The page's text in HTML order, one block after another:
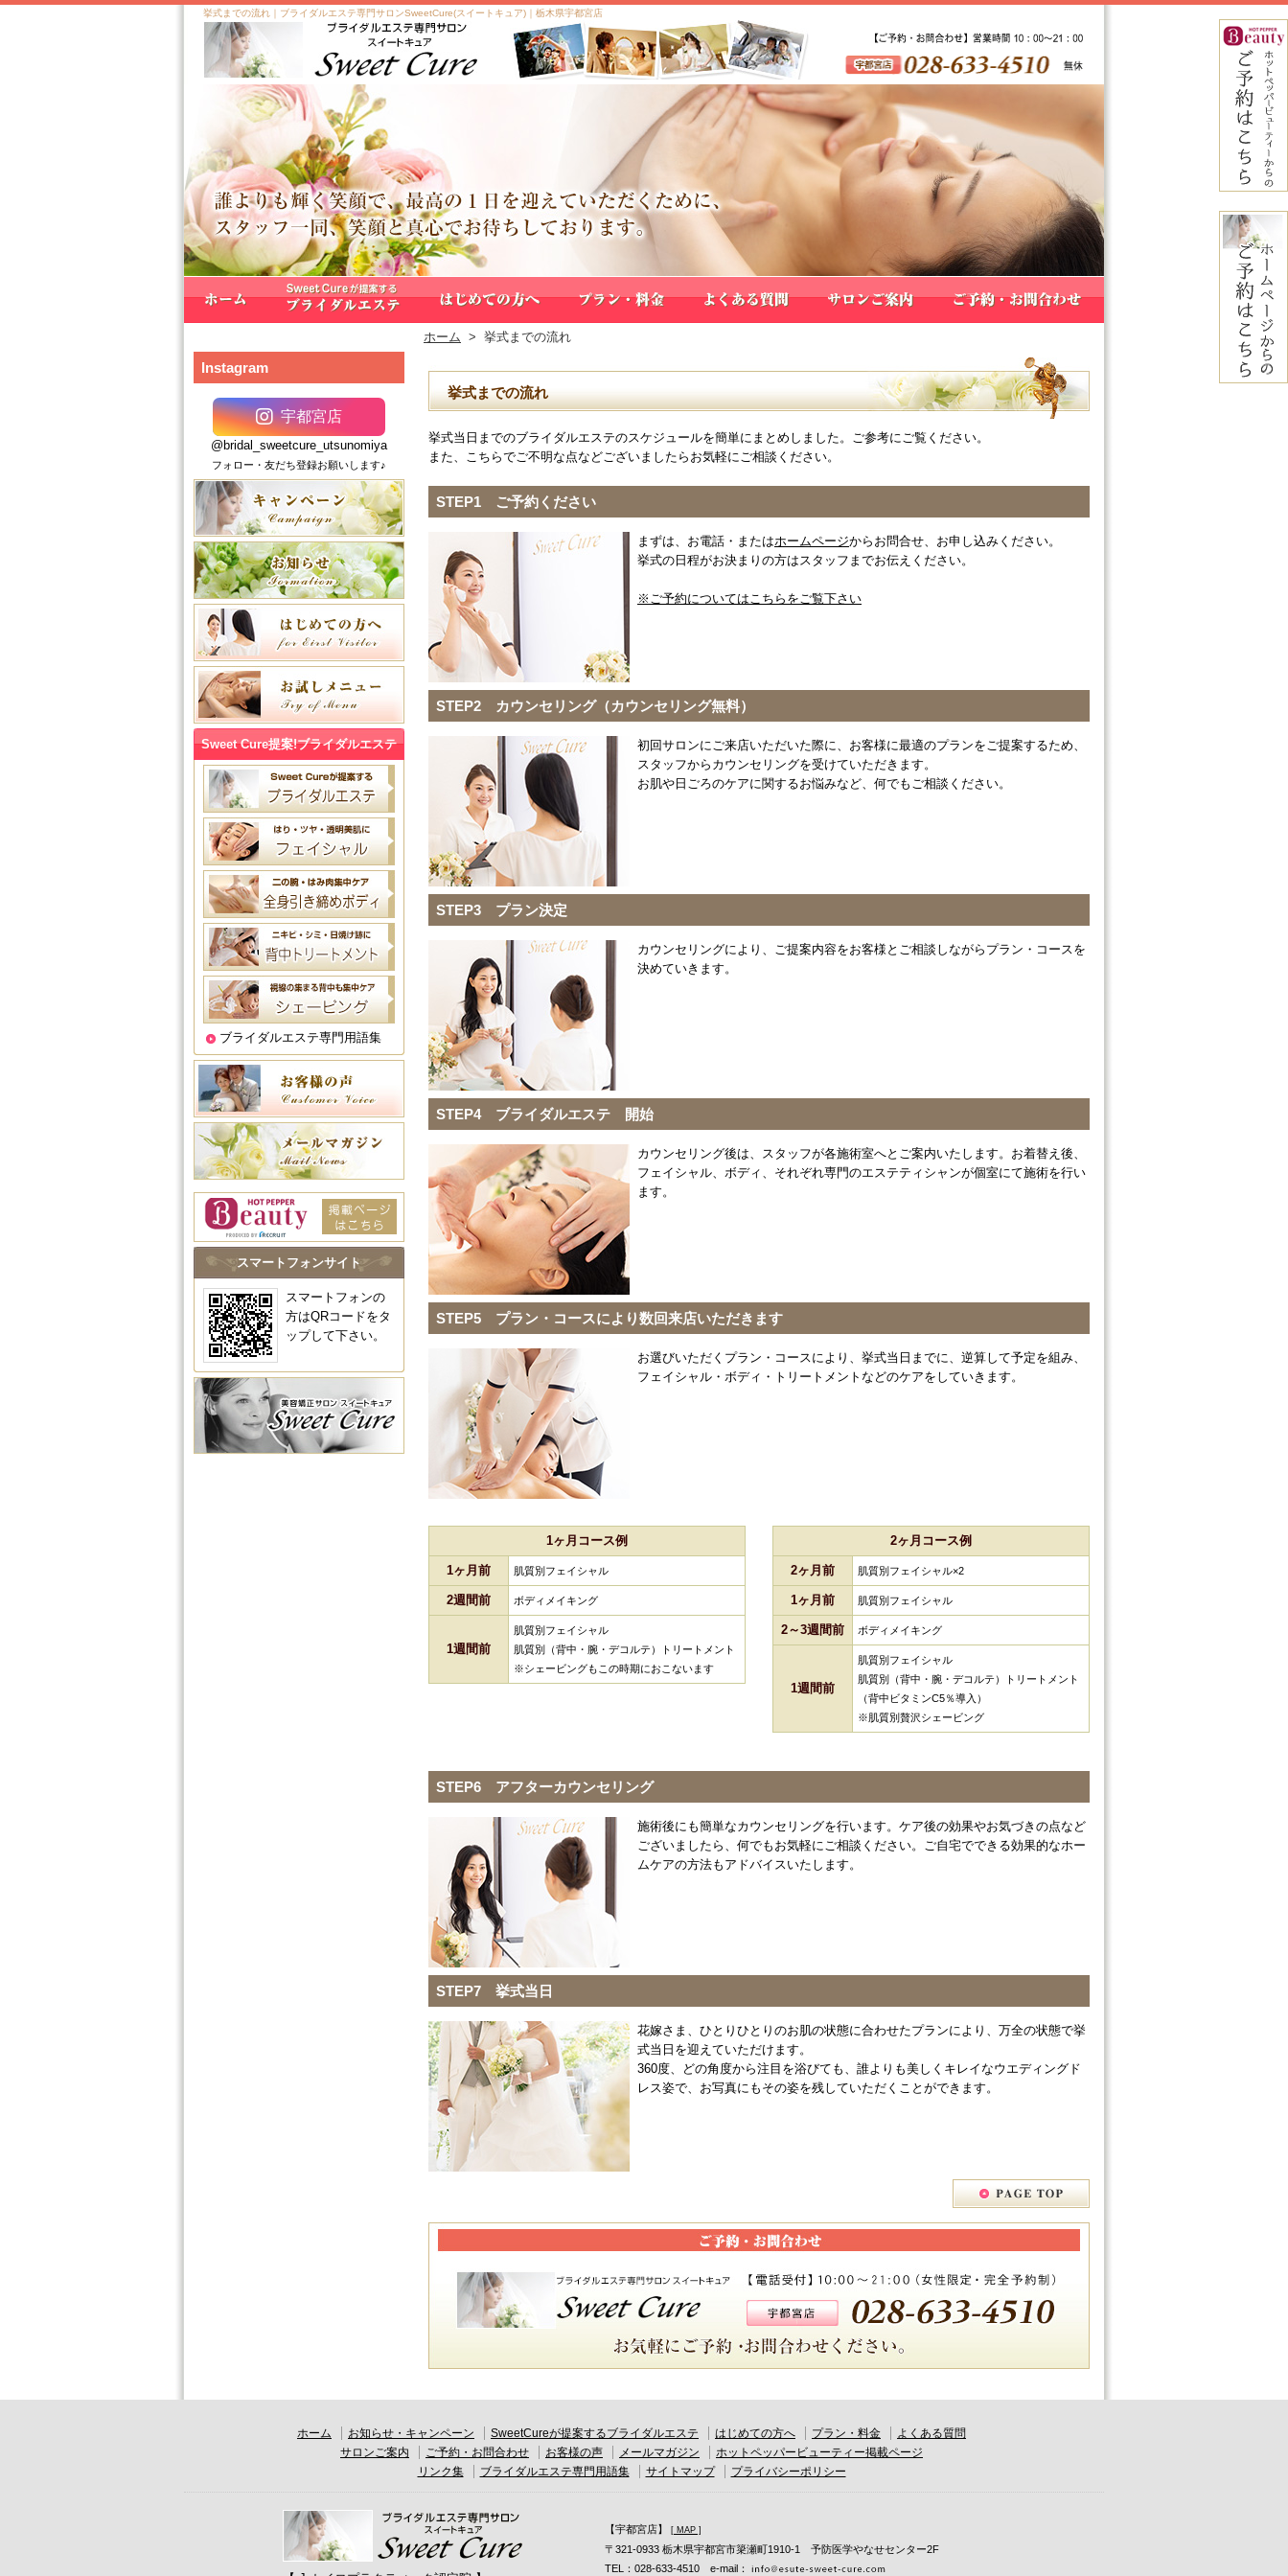
挙式までの流れ｜ブライダルエステ専門サロンSweetCure(スイートキュア)｜栃木県宇都宮店
Instagram
宇都宮店
@bridal_sweetcure_utsunomiya
フォロー・友だち登録お願いします♪
Sweet Cure提案!ブライダルエステ
ブライダルエステ専門用語集
スマートフォンサイト
スマートフォンの
方はQRコードをタ
ップして下さい。
ホーム > 挙式までの流れ
挙式までの流れ
挙式当日までのブライダルエステのスケジュールを簡単にまとめしました。ご参考にご覧ください。
また、こちらでご不明な点などございましたらお気軽にご相談ください。
STEP1 ご予約ください
まずは、お電話・またはホームページからお問合せ、お申し込みください。
挙式の日程がお決まりの方はスタッフまでお伝えください。
※ご予約についてはこちらをご覧下さい
STEP2 カウンセリング（カウンセリング無料）
初回サロンにご来店いただいた際に、お客様に最適のプランをご提案するため、
スタッフからカウンセリングを受けていただきます。
お肌や日ごろのケアに関するお悩みなど、何でもご相談ください。
STEP3 プラン決定
カウンセリングにより、ご提案内容をお客様とご相談しながらプラン・コースを
決めていきます。
STEP4 ブライダルエステ 開始
カウンセリング後は、スタッフが各施術室へとご案内いたします。お着替え後、
フェイシャル、ボディ、それぞれ専門のエステティシャンが個室にて施術を行い
ます。
STEP5 プラン・コースにより数回来店いただきます
お選びいただくプラン・コースにより、挙式当日までに、逆算して予定を組み、
フェイシャル・ボディ・トリートメントなどのケアをしていきます。
1ヶ月コース例
1ヶ月前 肌質別フェイシャル
2週間前 ボディメイキング
1週間前
肌質別フェイシャル
肌質別（背中・腕・デコルテ）トリートメント
※シェービングもこの時期におこないます
2ヶ月コース例
2ヶ月前 肌質別フェイシャル×2
1ヶ月前 肌質別フェイシャル
2～3週間前 ボディメイキング
1週間前
肌質別フェイシャル
肌質別（背中・腕・デコルテ）トリートメント
（背中ビタミンC5％導入）
※肌質別贅沢シェービング
STEP6 アフターカウンセリング
施術後にも簡単なカウンセリングを行います。ケア後の効果やお気づきの点など
ございましたら、何でもお気軽にご相談ください。ご自宅でできる効果的なホー
ムケアの方法もアドバイスいたします。
STEP7 挙式当日
花嫁さま、ひとりひとりのお肌の状態に合わせたプランにより、万全の状態で挙
式当日を迎えていただけます。
360度、どの角度から注目を浴びても、誰よりも美しくキレイなウエディングド
レス姿で、お写真にもその姿を残していただくことができます。
ホーム お知らせ・キャンペーン SweetCureが提案するブライダルエステ はじめての方へ プラン・料金
よくある質問
サロンご案内
ご予約・お問合わせ お客様の声 メールマガジン
ホットペッパービューティー掲載ページ
リンク集
ブライダルエステ専門用語集 サイトマップ プライバシーポリシー
【宇都宮店】 [ MAP ]
〒321-0933 栃木県宇都宮市簗瀬町1910-1 予防医学やなせセンター2F
TEL：028-633-4510 e-mail：